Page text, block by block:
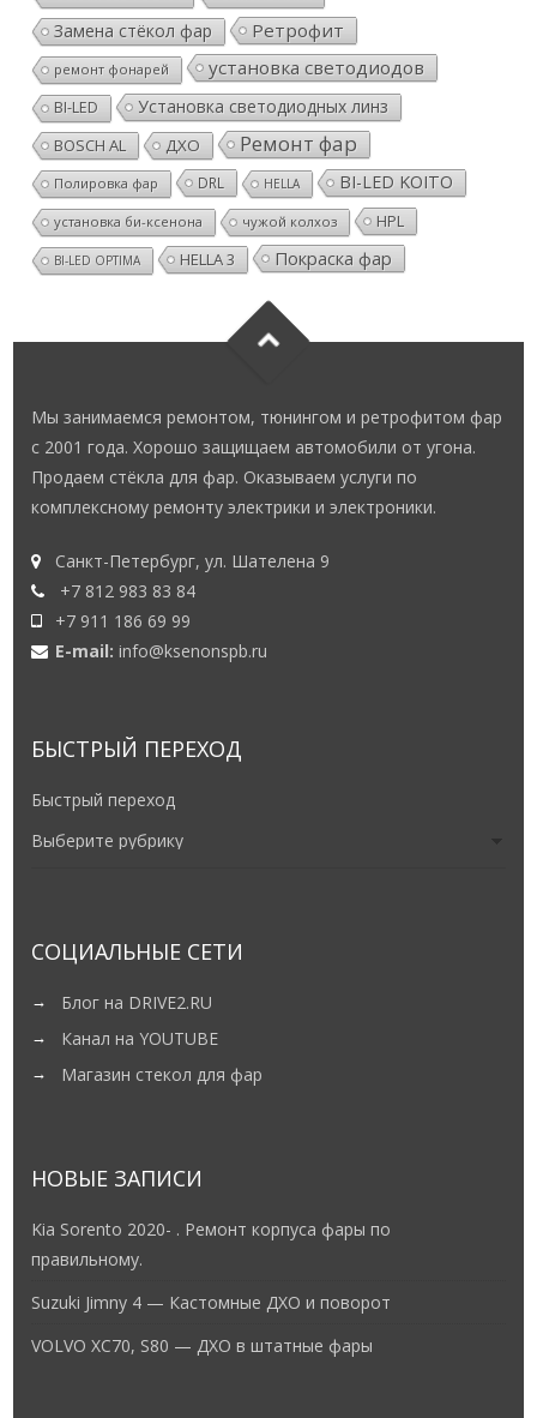
Замена стёкол фар Ретрофит
ремонт фонарей установка светодиодов
BI-LED Установка светодиодных линз
BOSCH AL ДХО Ремонт фар
Полировка фар DRL HELLA BI-LED KOITO
установка би-ксенона чужой колхоз HPL
BI-LED OPTIMA HELLA 3 Покраска фар
Мы занимаемся ремонтом, тюнингом и ретрофитом фар
с 2001 года. Хорошо защищаем автомобили от угона.
Продаем стёкла для фар. Оказываем услуги по
комплексному ремонту электрики и электроники.
Санкт-Петербург, ул. Шателена 9
+7 812 983 83 84
+7 911 186 69 99
E-mail:info@ksenonspb.ru
БЫСТРЫЙ ПЕРЕХОД
Быстрый переход
СОЦИАЛЬНЫЕ СЕТИ
Блог на DRIVE2.RU
Канал на YOUTUBE
Магазин стекол для фар
НОВЫЕ ЗАПИСИ
Kia Sorento 2020- . Ремонт корпуса фары по
правильному.
Suzuki Jimny 4 — Кастомные ДХО и поворот
VOLVO XC70, S80 — ДХО в штатные фары